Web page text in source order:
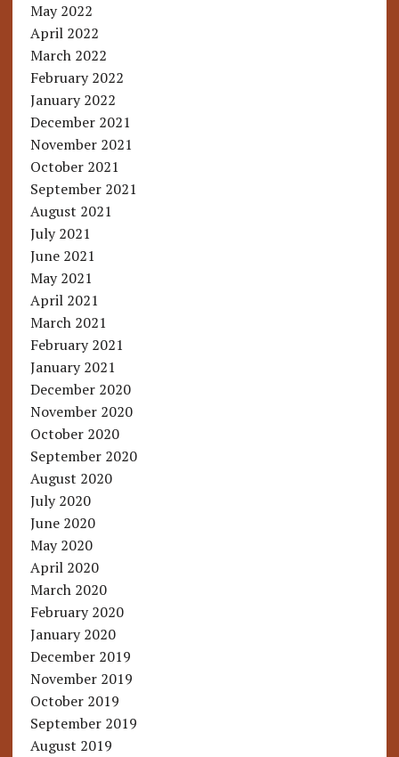
May 2022
April 2022
March 2022
February 2022
January 2022
December 2021
November 2021
October 2021
September 2021
August 2021
July 2021
June 2021
May 2021
April 2021
March 2021
February 2021
January 2021
December 2020
November 2020
October 2020
September 2020
August 2020
July 2020
June 2020
May 2020
April 2020
March 2020
February 2020
January 2020
December 2019
November 2019
October 2019
September 2019
August 2019